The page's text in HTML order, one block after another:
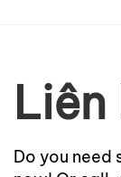
Liên
Do you need